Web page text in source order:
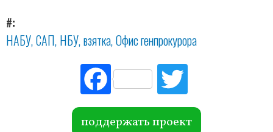
#
НАБУ САП НБУ взятка Офис генпрокурора
Fac
ebo
ok r
поддержать проект